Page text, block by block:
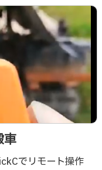
車
でリモート操作